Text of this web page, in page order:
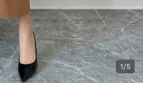
1/5